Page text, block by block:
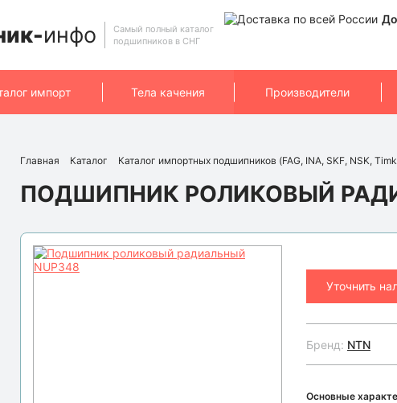
инфо
Самый полный каталог
подшипников в СНГ
импорт Тела качения Производители
Главная Каталог Каталог импортных подшипников (FAG, INA, SKF, NSK,
ПОДШИПНИК РОЛИКОВЫЙ
Уточнить
Бренд: NTN
Основные